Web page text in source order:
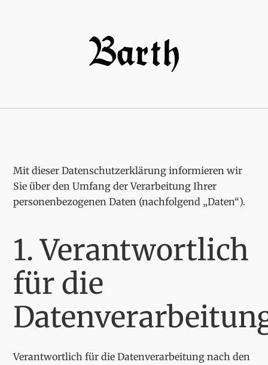
Mit dieser Datenschutzerklärung informieren wir
Sie über den Umfang der Verarbeitung Ihrer
personenbezogenen Daten (nachfolgend „Daten“).
1. Verantwortlich
für die
Verantwortlich für die Datenverarbeitung nach den